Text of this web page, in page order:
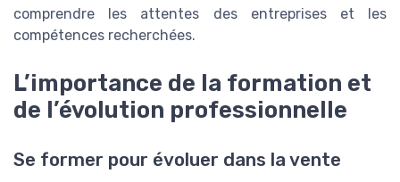
comprendre les attentes des entreprises et les
compétences recherchées.
L’importance de la formation et
de l’évolution professionnelle
Se former pour évoluer dans la vente